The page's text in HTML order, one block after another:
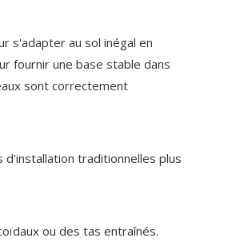
s'adapter au sol inégal en
fournir une base stable dans
sont correctement
d'installation traditionnelles plus
ou des tas entraînés.